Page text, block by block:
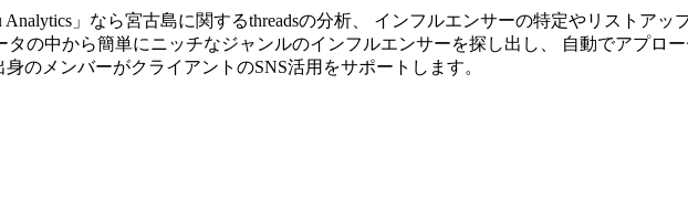
」なら宮古島に関するthreadsの分析、 インフルエンサーの特定やリストア
タの中から簡単にニッチなジャンルのインフルエンサーを探し出し、 自動でアプロ
のメンバーがクライアントのSNS活用をサポートします。